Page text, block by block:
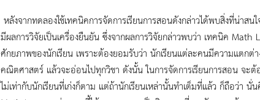
หลังจากทดลองใช้เทคนิคการจัดการเรียนการสอนดังกล่าวได้พบสิ่งที่น่า
มีผลการวิจัยเป็นเครื่องยืนยัน ซึ่งจากผลการวิจัยกล่าวพบว่า เทคนิค
ศักยภาพของนักเรียน เพราะต้องยอมรับว่า นักเรียนแต่ละคนมีความแตกต่
คณิตศาสตร์ แล้วจะอ่อนไปทุกวิชา ดังนั้น ในการจัดการเรียนการสอน จ
ไม่เท่ากับนักเรียนที่เก่งก็ตาม แต่ถ้านักเรียนเหล่านั้นทำเต็มที่แล้ว ก็ถือว่า